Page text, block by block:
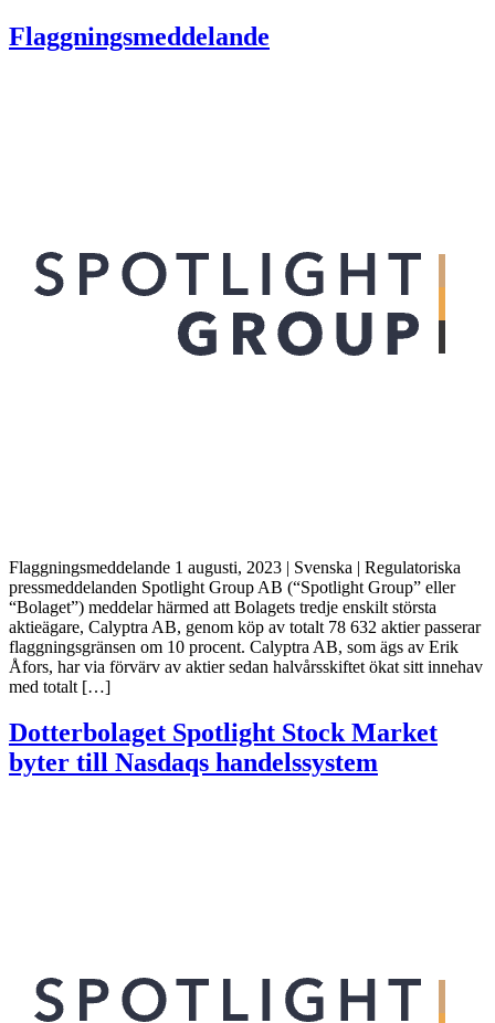
Flaggningsmeddelande
Flaggningsmeddelande 1 augusti, 2023 | Svenska | Regulatoriska
pressmeddelanden Spotlight Group AB (“Spotlight Group” eller
“Bolaget”) meddelar härmed att Bolagets tredje enskilt största
aktieägare, Calyptra AB, genom köp av totalt 78 632 aktier passerar
flaggningsgränsen om 10 procent. Calyptra AB, som ägs av Erik
Åfors, har via förvärv av aktier sedan halvårsskiftet ökat sitt innehav
med totalt […]
Dotterbolaget Spotlight Stock Market
byter till Nasdaqs handelssystem